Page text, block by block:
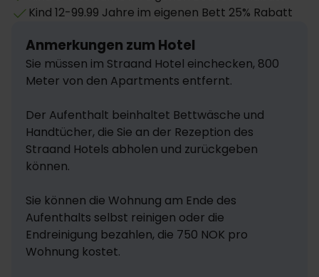
Kind 12-99.99 Jahre im eigenen Bett 25% Rabatt
Anmerkungen zum Hotel
Sie müssen im Straand Hotel einchecken, 800
Meter von den Apartments entfernt.
Der Aufenthalt beinhaltet Bettwäsche und
Handtücher, die Sie an der Rezeption des
Straand Hotels abholen und zurückgeben
können.
Sie können die Wohnung am Ende des
Aufenthalts selbst reinigen oder die
Endreinigung bezahlen, die 750 NOK pro
Wohnung kostet.